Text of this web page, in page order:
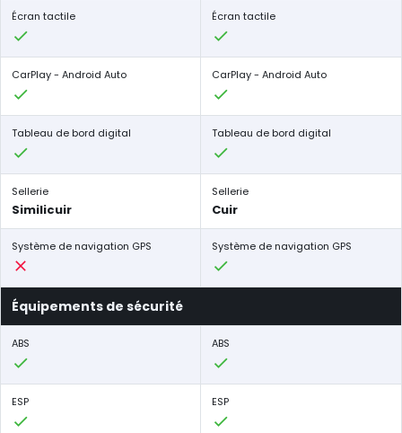
Écran tactile Écran tactile
CarPlay - Android Auto CarPlay - Android Auto
Tableau de bord digital Tableau de bord digital
Sellerie
Similicuir
Sellerie
Cuir
Système de navigation GPS Système de navigation GPS
Équipements de sécurité
ABS ABS
ESP ESP